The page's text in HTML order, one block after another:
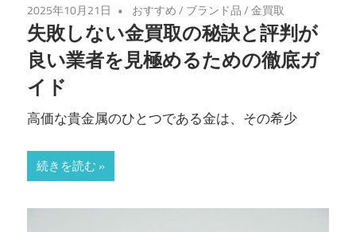
2025年10月21日 おすすめ/ ブランド品/金買取
失敗しない金買取の秘訣と評判が
良い業者を見極めるための徹底ガ
イド
高価な貴金属のひとつである金は、その希少
続きを読む